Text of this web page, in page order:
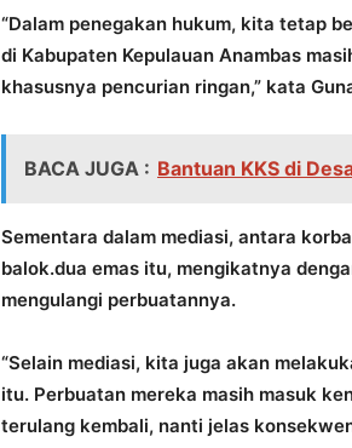
“Dalam penegakan hukum, kita tetap
di Kabupaten Kepulauan Anambas
khasusnya pencurian ringan,” kata
BACA JUGA : Bantuan KKS di
Sementara dalam mediasi, antara
balok.dua emas itu, mengikatnya
mengulangi perbuatannya.
“Selain mediasi, kita juga akan
itu. Perbuatan mereka masih masuk
terulang kembali, nanti jelas